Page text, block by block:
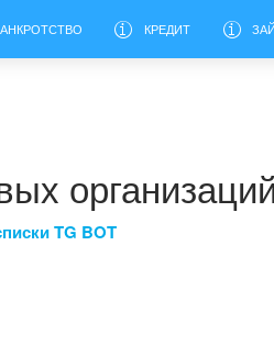
КРЕДИТ
TG BOT